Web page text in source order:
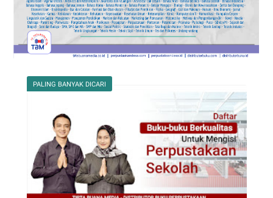
PALING BANYAK DICARI